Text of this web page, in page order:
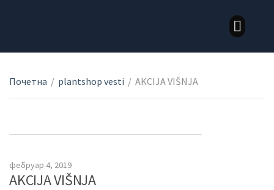
Почетна / plantshop vesti / AKCIJA VIŠNJA
фебруар 4, 2019
AKCIJA VIŠNJA